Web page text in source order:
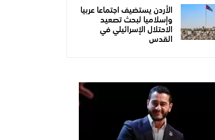
الأردن يستضيف اجتماعا عربيا
وإسلاميا لبحث تصعيد
الاحتلال الإسرائيلي في
القدس